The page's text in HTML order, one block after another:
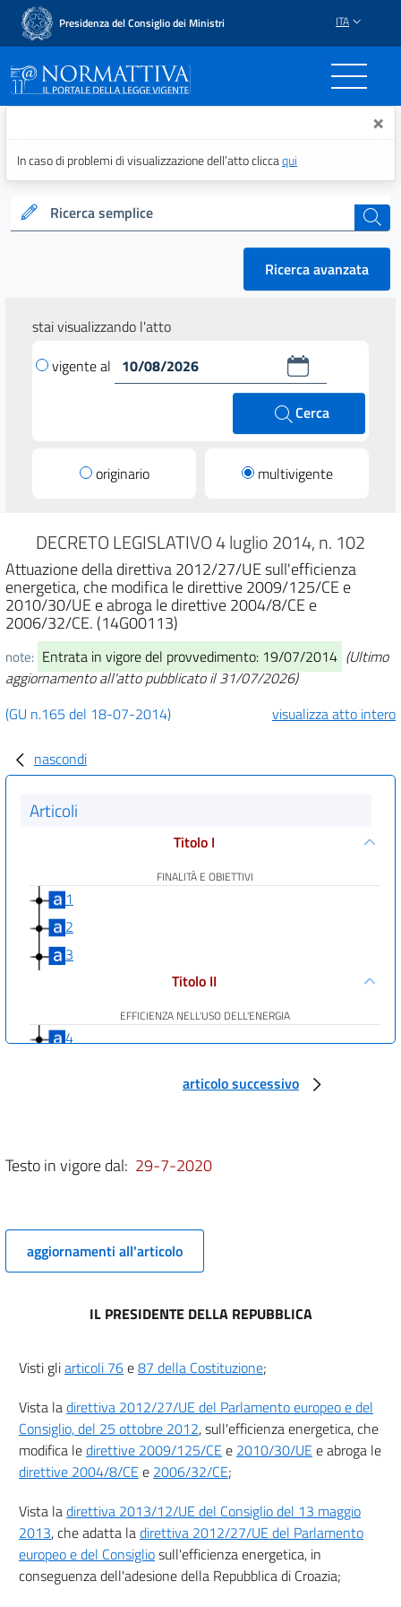
Presidenza del Consiglio dei Ministri ITA
Normattiva - Il portale ×
In caso di problemi di visualizzazione dell’atto cliccaqui
Ricerca semplice cerca
Ricerca avanzata
stai visualizzando l'atto
vigente al
Cerca
originario multivigente
DECRETO LEGISLATIVO 4 luglio 2014, n. 102
Attuazione della direttiva 2012/27/UE sull'efficienza
energetica, che modifica le direttive 2009/125/CE e
2010/30/UE e abroga le direttive 2004/8/CE e
2006/32/CE. (14G00113)
note: Entrata in vigore del provvedimento: 19/07/2014 (Ultimo
aggiornamento all'atto pubblicato il 31/07/2026)
(GU n.165 del 18-07-2014)
visualizza atto intero
nascondi
Articoli
Titolo I
FINALITÀ E OBIETTIVI
1
2
3
Titolo II
EFFICIENZA NELL'USO DELL'ENERGIA
4
9
EFFICIENZA NELLA FORNITURA DELL'ENERGIA
10
Titolo IV
12
13
14
15
16
Titolo V
DISPOSIZIONI FINALI
17
articolo successivo
Testo in vigore dal: 29-7-2020
aggiornamenti all'articolo
IL PRESIDENTE DELLA REPUBBLICA
Visti gliarticoli 76e87 della Costituzione;
Vista ladirettiva 2012/27/UE del Parlamento europeo e del
Consiglio, del 25 ottobre 2012, sull'efficienza energetica, che
modifica ledirettive 2009/125/CE e 2010/30/UE e abroga le
direttive 2004/8/CE e 2006/32/CE;
Vista ladirettiva 2013/12/UE del Consiglio del 13 maggio
2013, che adatta ladirettiva 2012/27/UE del Parlamento
europeo e del Consigliosull'efficienza energetica, in
conseguenza dell'adesione della Repubblica di Croazia;